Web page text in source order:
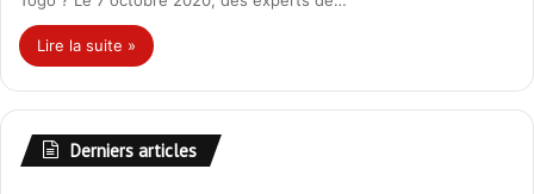
Lire la suite »
Derniers articles